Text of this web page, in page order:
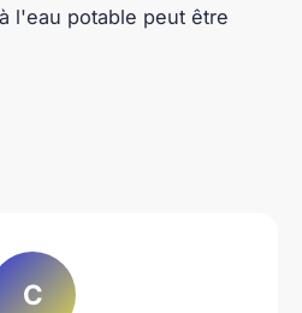
l'eau potable peut être
C